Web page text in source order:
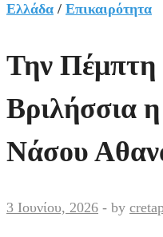
Ελλάδα / Επικαιρότητα
Την
Βριλήσσια
Νάσου
3 Ιουνίου, 2026 - by